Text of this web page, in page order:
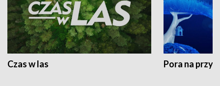
Czas w las Pora na